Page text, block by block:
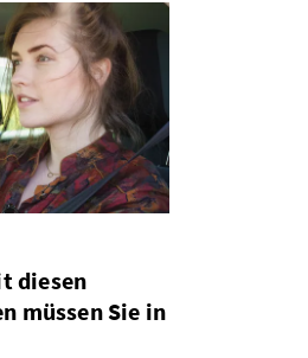
diesen
müssen Sie in